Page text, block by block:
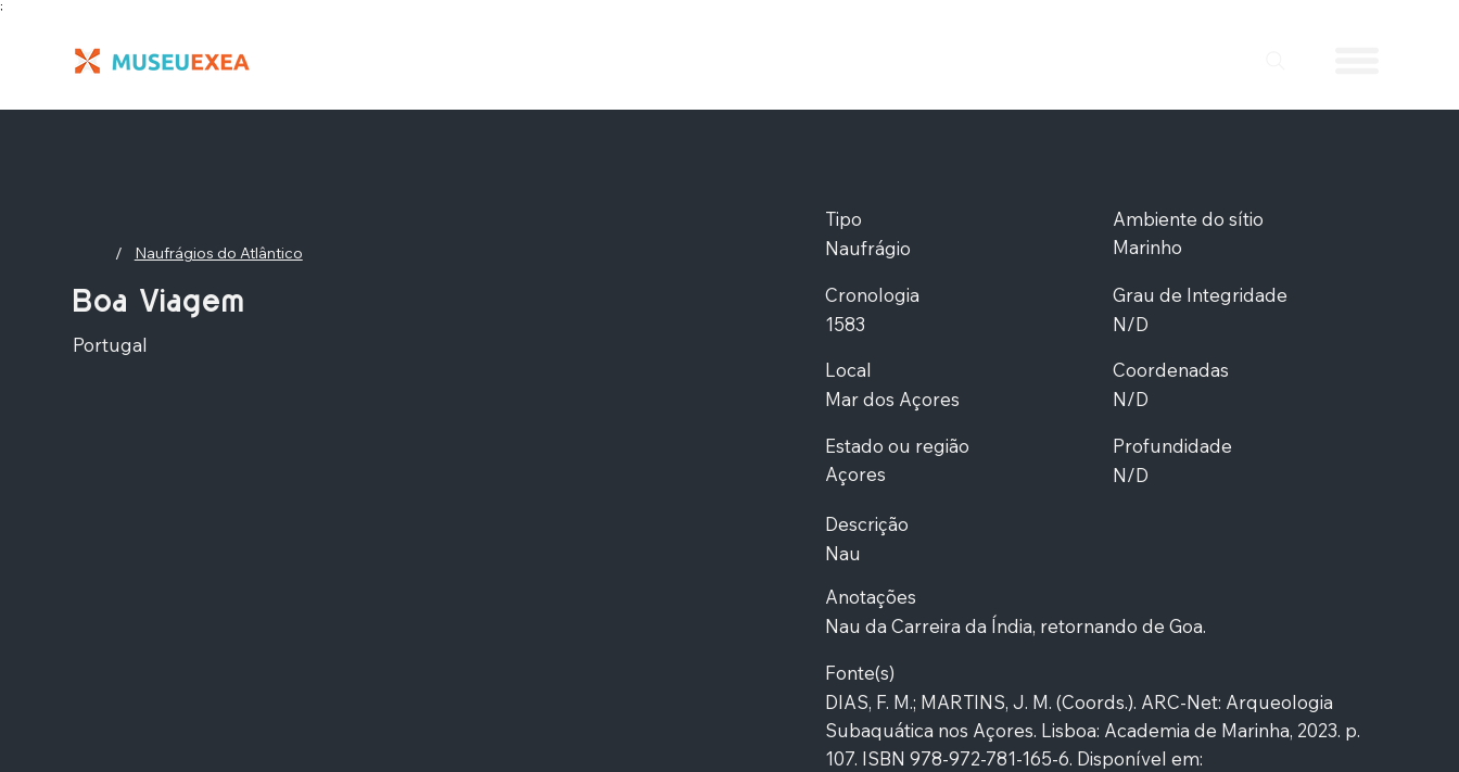
;
/ Naufrágios do Atlântico
Boa Viagem
Portugal
Tipo
Naufrágio
Cronologia
1583
Local
Mar dos Açores
Estado ou região
Açores
Descrição
Nau
Anotações
Nau da Carreira da Índia, retornando de Goa.
Fonte(s)
DIAS, F. M.; MARTINS, J. M. (Coords.). ARC-Net: Arqueologia
Subaquática nos Açores. Lisboa: Academia de Marinha, 2023. p.
107. ISBN 978-972-781-165-6. Disponível em:
Ambiente do sítio
Marinho
Grau de Integridade
N/D
Coordenadas
N/D
Profundidade
N/D